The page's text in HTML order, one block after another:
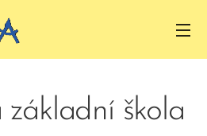
základní škola